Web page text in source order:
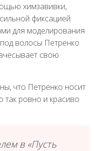
химзавивки,
фиксацией
для моделирования
волосы Петренко
свою
что Петренко носит
так ровно и красиво
в «Пусть